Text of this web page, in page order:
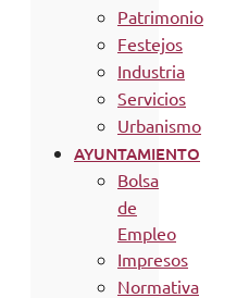
Patrimonio
Festejos
Industria
Servicios
Urbanismo
AYUNTAMIENTO
Bolsa
de
Empleo
Impresos
Normativa